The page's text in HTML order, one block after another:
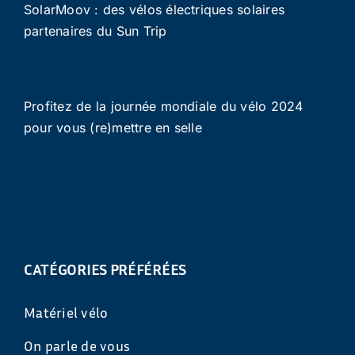
SolarMoov : des vélos électriques solaires
partenaires du Sun Trip
Profitez de la journée mondiale du vélo 2024
pour vous (re)mettre en selle
CATÉGORIES PRÉFÉRÉES
Matériel vélo
On parle de vous